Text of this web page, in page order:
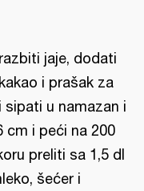
jaje, dodati
i prašak za
u namazan i
cm i peći na 200
preliti sa 1,5 dl
šećer i